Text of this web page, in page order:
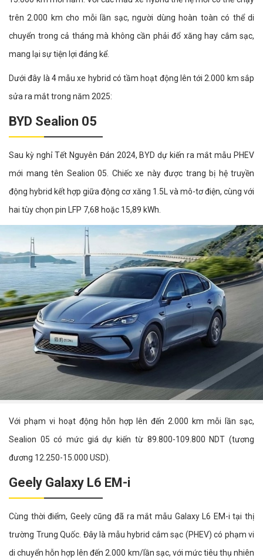
trên 2.000 km cho mỗi lần sạc, người dùng hoàn toàn có thể di
chuyển trong cả tháng mà không cần phải đổ xăng hay cắm sạc,
mang lại sự tiện lợi đáng kể.
Dưới đây là 4 mẫu xe hybrid có tầm hoạt động lên tới 2.000 km sắp
sửa ra mắt trong năm 2025:
BYD Sealion 05
Sau kỳ nghỉ Tết Nguyên Đán 2024, BYD dự kiến ra mắt mẫu PHEV
mới mang tên Sealion 05. Chiếc xe này được trang bị hệ truyền
động hybrid kết hợp giữa động cơ xăng 1.5L và mô-tơ điện, cùng với
hai tùy chọn pin LFP 7,68 hoặc 15,89 kWh.
Với phạm vi hoạt động hỗn hợp lên đến 2.000 km mỗi lần sạc,
Sealion 05 có mức giá dự kiến từ 89.800-109.800 NDT (tương
đương 12.250-15.000 USD).
Geely Galaxy L6 EM-i
Cùng thời điểm, Geely cũng đã ra mắt mẫu Galaxy L6 EM-i tại thị
trường Trung Quốc. Đây là mẫu hybrid cắm sạc (PHEV) có phạm vi
di chuyển hỗn hợp lên đến 2.000 km/lần sạc, với mức tiêu thụ nhiên